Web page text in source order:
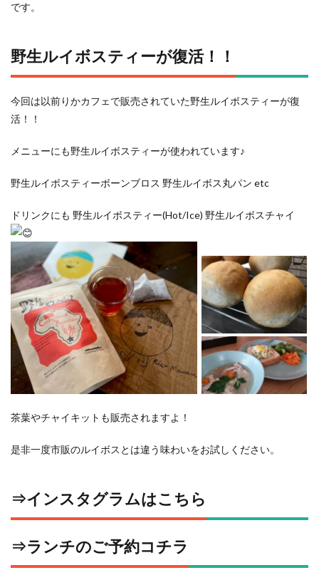
です。
野生ルイボスティーが復活！！
今回は以前りかカフェで販売されていた野生ルイボスティーが復
活！！
メニューにも野生ルイボスティーが使われています♪
野生ルイボスティーボーンブロス 野生ルイボス丸パン etc
ドリンクにも 野生ルイボスティー(Hot/Ice) 野生ルイボスチャイ
茶葉やチャイキットも販売されますよ！
是非一度市販のルイボスとは違う味わいをお試しください。
⇒インスタグラムはこちら
⇒ランチのご予約コチラ